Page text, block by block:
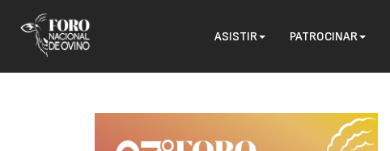
ASISTIR PATROCINAR